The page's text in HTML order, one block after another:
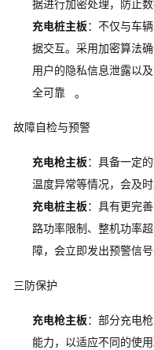
据进行加密处理，防止
充电桩主板：不仅与车
据交互。采用加密算法
用户的隐私信息泄露以
全可靠
。
故障自检与预警
充电枪主板：具备一定
温度异常等情况，会及
充电桩主板：具有更完
路功率限制、整机功率
障，会立即发出预警信
三防保护
充电枪主板：部分充电
能力，以适应不同的使